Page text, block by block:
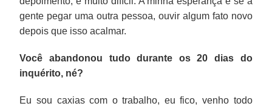
gente pegar uma outra pessoa, ouvir algum fato novo
depois que isso acalmar.
Você abandonou tudo durante os 20 dias do
inquérito, né?
Eu sou caxias com o trabalho, eu fico, venho todo